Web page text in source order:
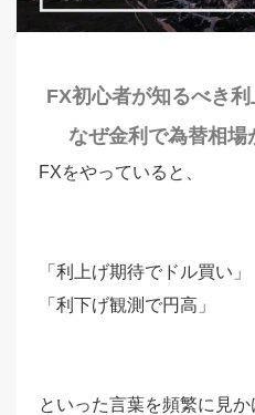
FX初心者が知るべき利
なぜ金利で為替相場
FXをやっていると、
「利上げ期待でドル買い」
「利下げ観測で円高」
といった言葉を頻繁に見か